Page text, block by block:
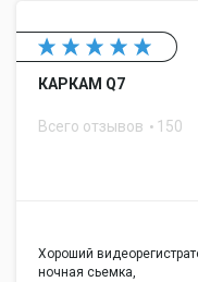
КАРКАМ Q7
Всего отзывов 150
Хороший
ночная сьемка,